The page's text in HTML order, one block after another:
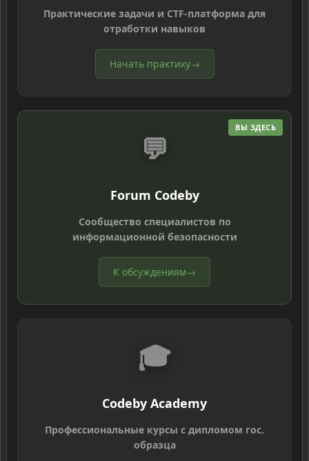
Практические задачи и CTF-платформа для
отработки навыков
Начать практику→
ВЫ ЗДЕСЬ
💬
Forum Codeby
Сообщество специалистов по
информационной безопасности
К обсуждениям→
🎓
Codeby Academy
Профессиональные курсы с дипломом гос.
образца